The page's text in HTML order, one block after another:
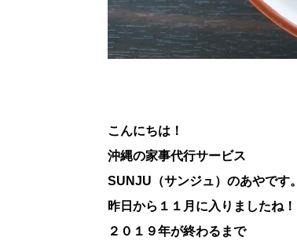
こんにちは！
沖縄の家事代行サービス
SUNJU（サンジュ）のあやです。
昨日から１１月に入りましたね！
２０１９年が終わるまで